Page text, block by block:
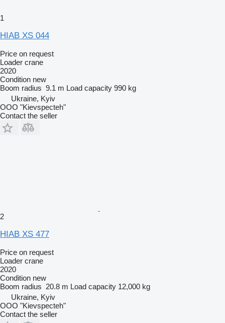
1
HIAB XS 044
Price on request
Loader crane
2020
Condition new
Boom radius 9.1 m Load capacity 990 kg
Ukraine, Kyiv
OOO "Kievspecteh"
Contact the seller
2
HIAB XS 477
Price on request
Loader crane
2020
Condition new
Boom radius 20.8 m Load capacity 12,000 kg
Ukraine, Kyiv
OOO "Kievspecteh"
Contact the seller